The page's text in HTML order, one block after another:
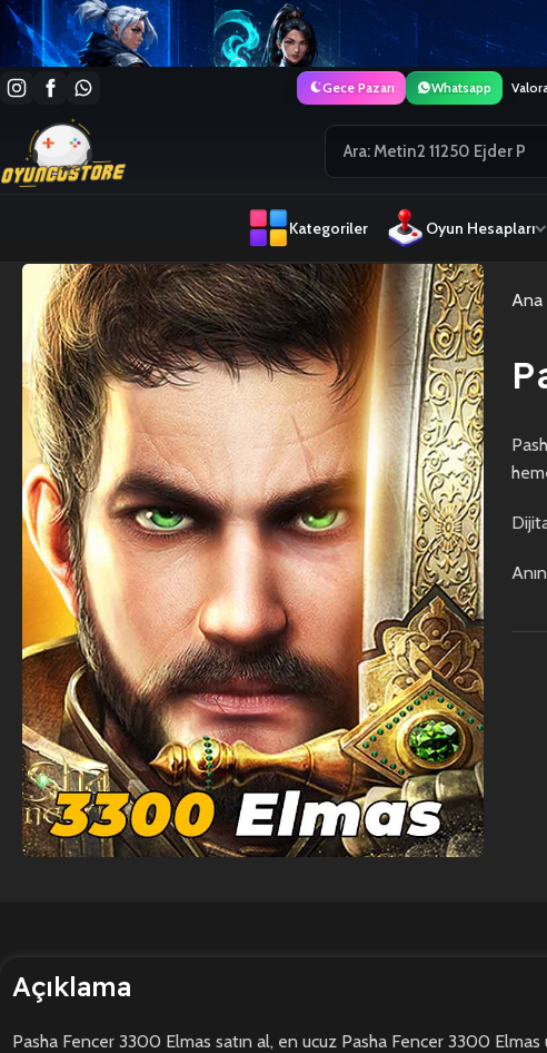
Gece Pazarı Whatsapp
Kategoriler Oyun Hesapları
Ana
Açıklama
Pasha Fencer 3300 Elmas satın al, en ucuz Pasha Fencer 3300